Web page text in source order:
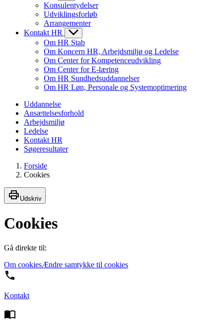
Konsulentydelser
Udviklingsforløb
Arrangementer
Kontakt HR
Om HR Stab
Om Koncern HR, Arbejdsmiljø og Ledelse
Om Center for Kompetenceudvikling
Om Center for E-læring
Om HR Sundhedsuddannelser
Om HR Løn, Personale og Systemoptimering
Uddannelse
Ansættelsesforhold
Arbejdsmiljø
Ledelse
Kontakt HR
Søgeresultater
Forside
Cookies
Udskriv
Cookies
Gå direkte til:
Om cookiesÆndre samtykke til cookies
Kontakt